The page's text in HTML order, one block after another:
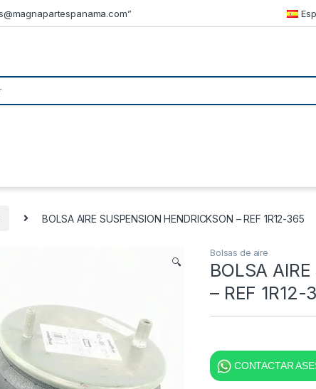
BOLSA AIRE SUSPENSION HENDRICKSON – REF 1R12-365
🔍
Bolsas de aire
BOLSA
– REF 1R12-
CONTACTAR